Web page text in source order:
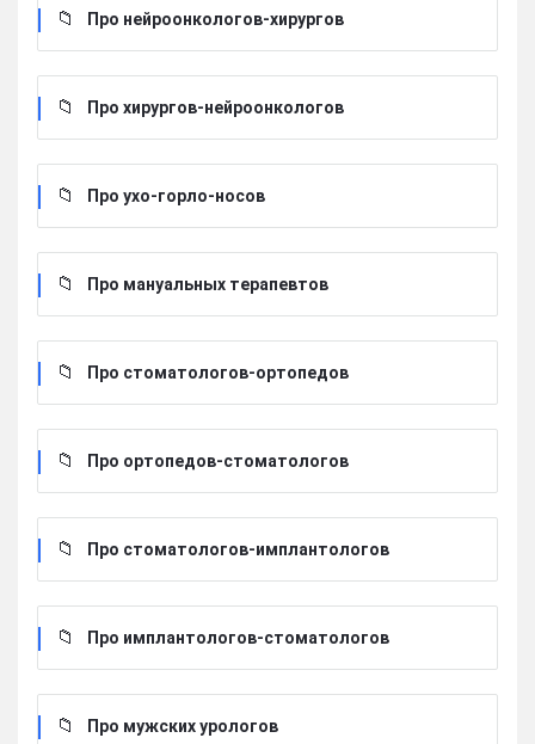
Про нейроонкологов-хирургов
Про хирургов-нейроонкологов
Про ухо-горло-носов
Про мануальных терапевтов
Про стоматологов-ортопедов
Про ортопедов-стоматологов
Про стоматологов-имплантологов
Про имплантологов-стоматологов
Про мужских урологов